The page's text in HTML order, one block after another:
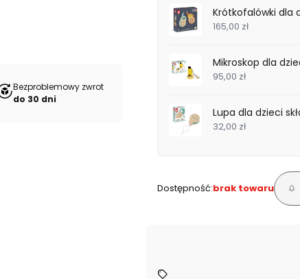
Bezproblemowy zwrot
do 30 dni
Krótkofalówki dla
165,00 zł
Mikroskop dla
95,00 zł
Lupa dla dzieci
32,00 zł
Dostępność:brak towaru